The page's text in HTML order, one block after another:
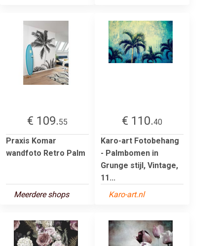
€ 109.55
Praxis Komar
wandfoto Retro Palm
Meerdere shops
€ 110.40
Karo-art Fotobehang
- Palmbomen in
Grunge stijl, Vintage,
11...
Karo-art.nl